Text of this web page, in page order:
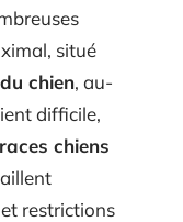
situé
chien, au-
difficile,
chiens
restrictions